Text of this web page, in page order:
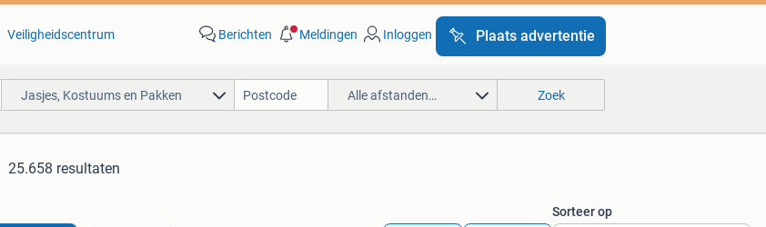
Veiligheidscentrum Berichten Meldingen Inloggen Plaats advertentie
Jasjes, Kostuums en Pakken Alle afstanden… Zoek
25.658 resultaten
Sorteer op